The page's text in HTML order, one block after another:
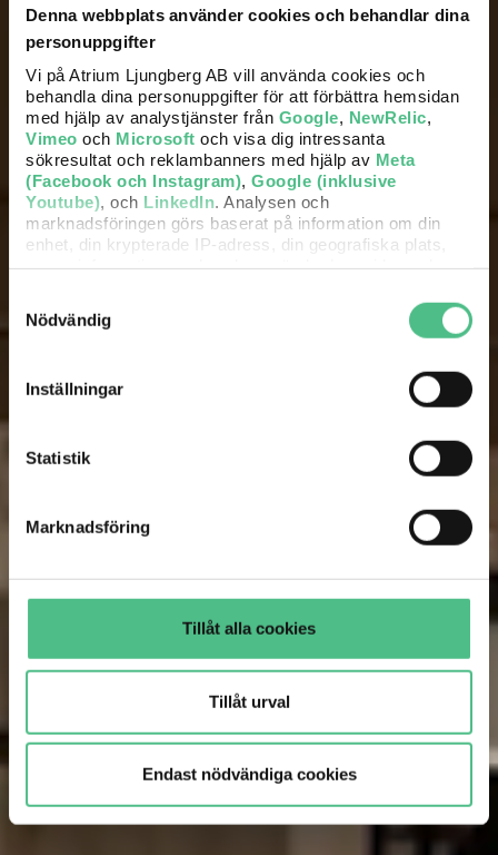
Denna webbplats använder cookies och behandlar dina
personuppgifter
Vi på Atrium Ljungberg AB vill använda cookies och
behandla dina personuppgifter för att förbättra hemsidan
med hjälp av analystjänster från Google NewRelic
Vimeo och Microsoft och visa dig intressanta
sökresultat och reklambanners med hjälp av Meta
(Facebook och Instagram) Google (inklusive
Youtube) , och LinkedIn . Analysen och
marknadsföringen görs baserat på information om din
enhet, din krypterade IP-adress, din geografiska plats,
annan information om hur du använder hemsidan och
Det är helt frivilligt att lämna ditt samtycke nedan och du
dessutom själv kontrollera vilka cookies vi får använda
genom att anpassa inställningarna.
Nödvändig
Inställningar
Statistik
Marknadsföring
Tillåt alla cookies
Tillåt urval
Endast nödvändiga cookies